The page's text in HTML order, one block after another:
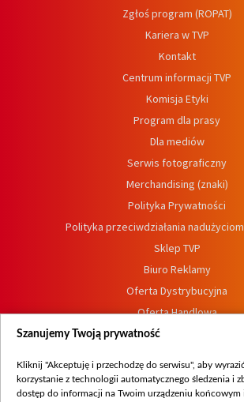
Zgłoś program (ROPAT)
Kariera w TVP
Kontakt
Centrum informacji TVP
Komisja Etyki
Program dla prasy
Dla mediów
Serwis fotograficzny
Merchandising (znaki)
Polityka Prywatności
Polityka przeciwdziałania
Sklep TVP
Biuro Reklamy
Oferta Dystrybucyjna
Oferta Handlowa
Dostępność
Procedura zgłoszeń
Szanujemy Twoją prywatność
Kliknij "Akceptuję i przechodzę do serwisu", aby
korzystanie z technologii automatycznego śledzenia i
dostęp do informacji na Twoim urządzeniu końcowym